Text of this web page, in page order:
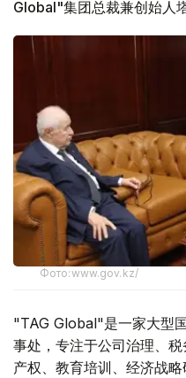
Global"集团总裁兼创始人塔
Фото:www.gov.kz/
"TAG Global"是一家大型
事处，专注于公司治理、
产权、教育培训、经济战